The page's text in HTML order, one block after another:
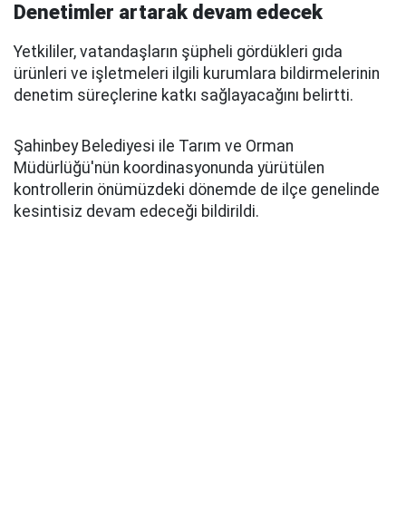
Denetimler artarak devam edecek
Yetkililer, vatandaşların şüpheli gördükleri gıda
ürünleri ve işletmeleri ilgili kurumlara bildirmelerinin
denetim süreçlerine katkı sağlayacağını belirtti.
Şahinbey Belediyesi ile Tarım ve Orman
Müdürlüğü'nün koordinasyonunda yürütülen
kontrollerin önümüzdeki dönemde de ilçe genelinde
kesintisiz devam edeceği bildirildi.